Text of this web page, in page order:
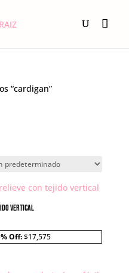
“cardigan”
vertical
Off:$17,575